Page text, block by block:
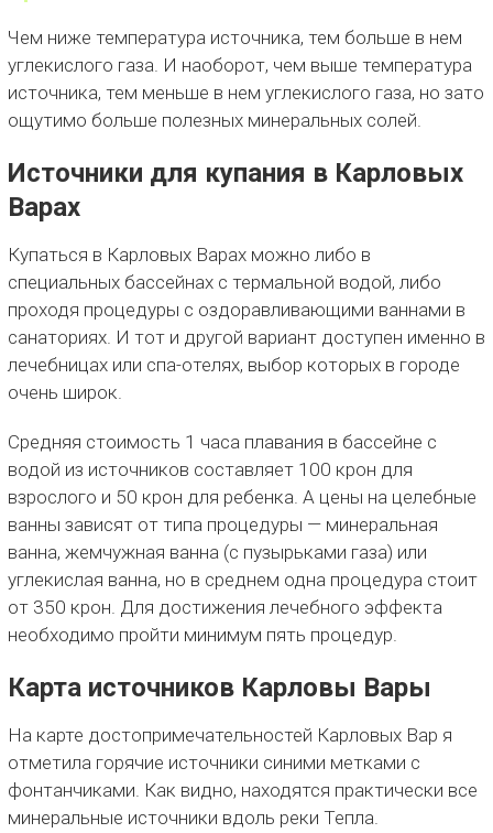
Чем ниже температура источника, тем больше в нем
углекислого газа. И наоборот, чем выше температура
источника, тем меньше в нем углекислого газа, но зато
ощутимо больше полезных минеральных солей.
Источники для купания в Карловых
Варах
Купаться в Карловых Варах можно либо в
специальных бассейнах с термальной водой, либо
проходя процедуры с оздоравливающими ваннами в
санаториях. И тот и другой вариант доступен именно в
лечебницах или спа-отелях, выбор которых в городе
очень широк.
Средняя стоимость 1 часа плавания в бассейне с
водой из источников составляет 100 крон для
взрослого и 50 крон для ребенка. А цены на целебные
ванны зависят от типа процедуры — минеральная
ванна, жемчужная ванна (с пузырьками газа) или
углекислая ванна, но в среднем одна процедура стоит
от 350 крон. Для достижения лечебного эффекта
необходимо пройти минимум пять процедур.
Карта источников Карловы Вары
На карте достопримечательностей Карловых Вар я
отметила горячие источники синими метками с
фонтанчиками. Как видно, находятся практически все
минеральные источники вдоль реки Тепла.